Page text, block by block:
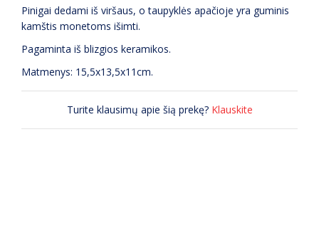
Pinigai dedami iš viršaus, o taupyklės apačioje yra guminis
kamštis monetoms išimti.
Pagaminta iš blizgios keramikos.
Matmenys: 15,5x13,5x11cm.
Turite klausimų apie šią prekę? Klauskite